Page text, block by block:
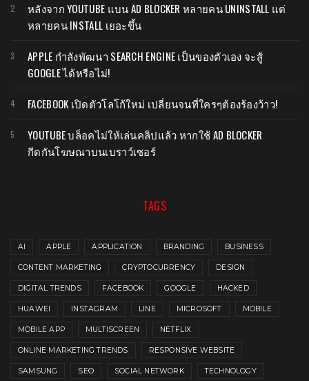
หลังจาก YOUTUBE แบน AD BLOCKER หลายคน UNINSTALL แต่
หลายคน INSTALL เยอะขึ้น
APPLE กำลังพัฒนา SEARCH ENGINE เป็นของตัวเอง จะสู้
GOOGLE ได้หรือไม่!
FACEBOOK เปิดตัวโลโก้ใหม่ เปลี่ยนจนที่ใครๆต้องร้องว้าว!
YOUTUBE บล็อคไม่ให้เล่นคลิปแล้ว หากใช้ AD BLOCKER
กีดกันโฆษณาบนเบราว์เซอร์
TAGS
AI APPLE APPLICATION BRANDING BUSINESS
CONTENT MARKETING CRYPTOCURRENCY DESIGN
DIGITAL TRENDS FACEBOOK GOOGLE HACKED
HUAWEI INSTAGRAM LINE MICROSOFT MOBILE
MOBILE APP MULTISCREEN NETFLIX
ONLINE MARKETING TRENDS RESPONSIVE WEBSITE
SAMSUNG SEO SOCIAL NETWORK TECHNOLOGY